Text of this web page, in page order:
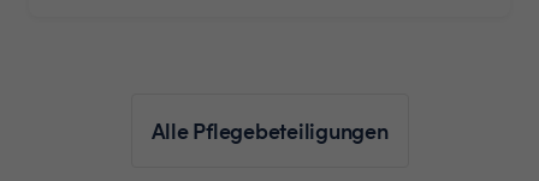
Alle Pflegebeteiligungen